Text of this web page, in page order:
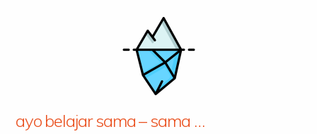
ayo belajar sama – sama …